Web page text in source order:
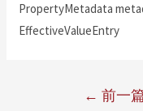
PropertyMetadata
EffectiveValueEntry
← 前一